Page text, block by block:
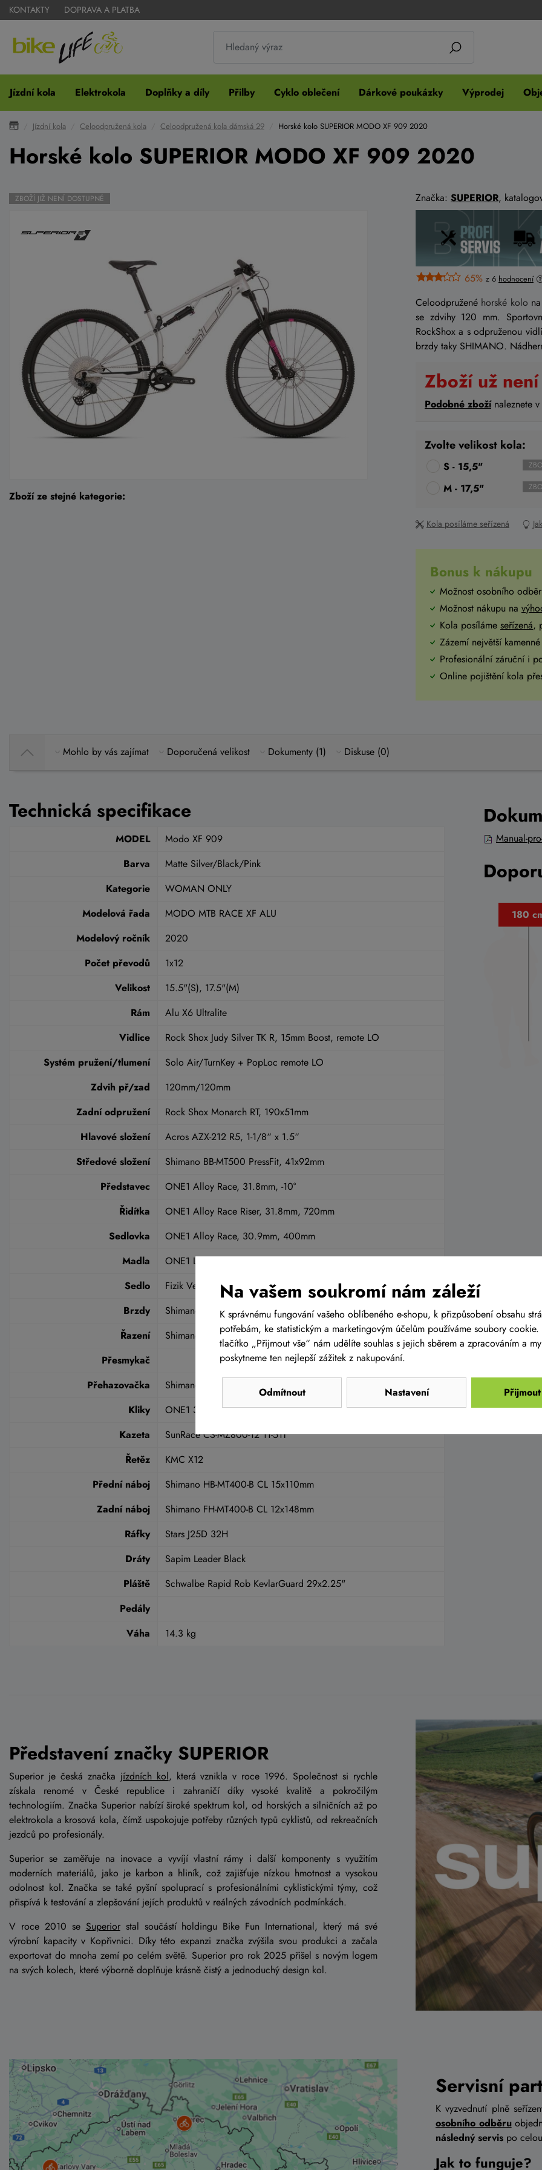
KONTAKTY DOPRAVA A PLATBA
Jízdní kola Elektrokola Doplňky a díly Přilby Cyklo oblečení Dárkové poukázky Výprodej
Jízdní kola Celoodpružená kola Celoodpružená kola dámská 29 Horské kolo SUPERIOR MODO XF 909 2020
Horské kolo SUPERIOR MODO XF 909 2020
ZBOŽÍ JIŽ NENÍ DOSTUPNÉ
Zboží ze stejné kategorie:
Značka: SUPERIOR,
65% z 6 hodnocení
Celoodpružené horské kolo
se zdvihy 120 mm.
RockShox a s odpruženou
brzdy taky SHIMANO.
Zboží už
Podobné zbožínaleznete
Zvolte velikost kola:
S - 15,5"
M - 17,5"
Kola posíláme seřízená
Bonus k nákupu
Možnost osobního
Možnost nákupu na
Kola posíláme seřízená,
Zázemí největší
Profesionální záruční i
Online pojištění kola
Mohlo by vás zajímat Doporučená velikost Dokumenty (1) Diskuse (0)
Technická specifikace
MODEL
Modo XF 909
Barva
Matte Silver/Black/Pink
Kategorie
WOMAN ONLY
Modelová řada
MODO MTB RACE XF ALU
Modelový ročník
2020
Počet převodů
1x12
Velikost
15.5"(S), 17.5"(M)
Rám
Alu X6 Ultralite
Vidlice
Rock Shox Judy Silver TK R, 15mm Boost, remote LO
Systém pružení/tlumení
Solo Air/TurnKey + PopLoc remote LO
Zdvih př/zad
120mm/120mm
Zadní odpružení
Rock Shox Monarch RT, 190x51mm
Hlavové složení
Acros AZX-212 R5, 1-1/8“ x 1.5“
Středové složení
Shimano BB-MT500 PressFit, 41x92mm
Představec
ONE1 Alloy Race, 31.8mm, -10°
Řidítka
ONE1 Alloy Race Riser, 31.8mm, 720mm
Sedlovka
ONE1 Alloy Race, 30.9mm, 400mm
Madla
ONE1 Lock-On
Sedlo
Fizik Vesta MG
Brzdy
Shimano BR-MT400 hydraulic disc brake 180/160mm
Řazení
Shimano SLX SL-M7100 RapidFire Plus
Přesmykač
Přehazovačka
Shimano SLX RD-M7100 Shadow Plus
Kliky
ONE1 34T
Kazeta
SunRace CS-MZ800-12 11-51T
Řetěz
KMC X12
Přední náboj
Shimano HB-MT400-B CL 15x110mm
Zadní náboj
Shimano FH-MT400-B CL 12x148mm
Ráfky
Stars J25D 32H
Dráty
Sapim Leader Black
Pláště
Schwalbe Rapid Rob KevlarGuard 29x2.25"
Pedály
Váha
14.3 kg
Manual-
Představení značky SUPERIOR
Superior je česká značka jízdních kol, která vznikla v roce 1996. Společnost si rychle
získala renomé v České republice i zahraničí díky vysoké kvalitě a pokročilým
technologiím. Značka Superior nabízí široké spektrum kol, od horských a silničních až po
elektrokola a krosová kola, čímž uspokojuje potřeby různých typů cyklistů, od rekreačních
jezdců po profesionály.
Superior se zaměřuje na inovace a vyvíjí vlastní rámy i další komponenty s využitím
moderních materiálů, jako je karbon a hliník, což zajišťuje nízkou hmotnost a vysokou
odolnost kol. Značka se také pyšní spoluprací s profesionálními cyklistickými týmy, což
přispívá k testování a zlepšování jejích produktů v reálných závodních podmínkách.
V roce 2010 se Superiorstal součástí holdingu Bike Fun International, který má své
výrobní kapacity v Kopřivnici. Díky této expanzi značka zvýšila svou produkci a začala
exportovat do mnoha zemí po celém světě. Superior pro rok 2025 přišel s novým logem
na svých kolech, které výborně doplňuje krásně čistý a jednoduchý design kol.
Servisní
K vyzvednutí plně
osobního odběru
následný servis po
Jak to funguje?
Na vašem soukromí nám záleží
K správnému fungování vašeho oblíbeného e-shopu, k přizpůsobení obsahu
potřebám, ke statistickým a marketingovým účelům používáme soubory
tlačítko „Přijmout vše“ nám udělíte souhlas s jejich sběrem a zpracováním a
poskytneme ten nejlepší zážitek z nakupování.
Odmítnout Nastavení